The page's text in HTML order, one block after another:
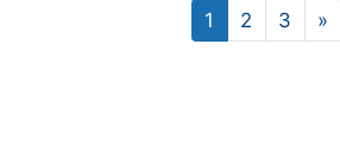
1 2 3 »